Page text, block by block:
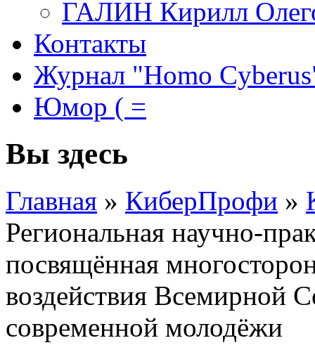
ГАЛИН Кирилл
Контакты
Журнал "Homo
Юмор ( =
Вы здесь
Главная » КиберПрофи »
Региональная научно-
посвящённая
воздействия Всемирной
современной молодёжи